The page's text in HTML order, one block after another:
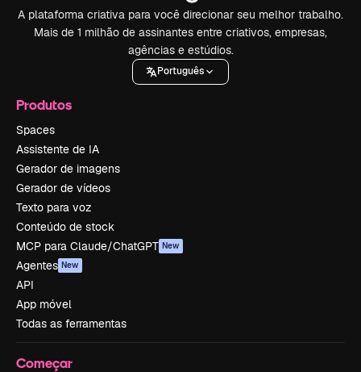
A plataforma criativa para você direcionar seu melhor trabalho.
Mais de 1 milhão de assinantes entre criativos, empresas,
agências e estúdios.
Português
Produtos
Spaces
Assistente de IA
Gerador de imagens
Gerador de vídeos
Texto para voz
Conteúdo de stock
MCP para Claude/ChatGPT New
Agentes New
API
App móvel
Todas as ferramentas
Começar